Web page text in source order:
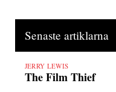
Senaste artiklarna
JERRY LEWIS
The Film Thief